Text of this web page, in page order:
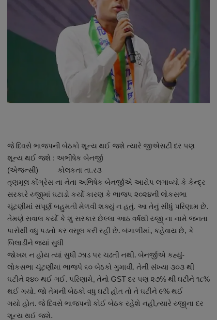
Contact
Dipotsav Special
રાષ્ટ્રીય
જુનાગઢ
Support US
બજારના સમાચાર
નાણાંકીય સમાચાર
સ્થાનિક સમાચાર
સ્પોર્ટ્સ
રાશિફળ
જે દિવસે ભાજપની બેઠકો શૂન્ય થઈ જશે ત્યારે જીએસટી દર પણ
શૂન્ય થઈ જશે : અભીષેક બેનર્જી
(એજન્સી) કોલકતા તા.ર૩
તૃણમૂલ કોંગ્રેસ ના નેતા અભિષેક બેનર્જીએ આરોપ લગાવ્યો કે કેન્દ્ર
સરકારે ય્જી્માં ઘટાડો કર્યો કારણ કે ભાજપ ૨૦૨૪ની લોકસભા
ચૂંટણીમાં સંપૂર્ણ બહુમતી મેળવી શક્યું ન હતું. આ તેનું સીધું પરિણામ છે.
તેમણે સવાલ કર્યો કે શું સરકાર છેલ્લા આઠ વર્ષથી ય્જી્ ના નામે જનતા
પાસેથી વધુ પડતો કર વસૂલ કરી રહી છે. બંગાળીમાં, કહેવાય છે, કે
બિલાડીને જ્યાં સુધી
જોખમ ન હોય ત્યાં સુધી ઝાડ પર ચઢતી નથી. બેનર્જીએ કહ્યું-
લોકસભા ચૂંટણીમાં ભાજપે ૬૦ બેઠકો ગુમાવી. તેની સંખ્યા ૩૦૩ થી
ઘટીને ૨૪૦ થઈ ગઈ. પરિણામે, તેનો GST દર પણ ૨૭% થી ઘટીને ૧૮%
થઈ ગયો. જો તેમની બેઠકો વધુ ઘટી હોત તો તે ઘટીને ૯% થઈ
ગયો હોત. જે દિવસે ભાજપની કોઈ બેઠક રહેશે નહીં,ત્યારે ય્જી્ના દર
શૂન્ય થઈ જશે.